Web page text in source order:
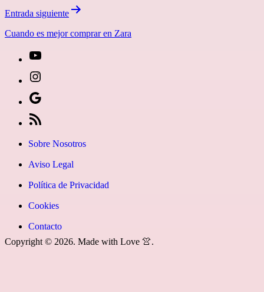
Entrada siguiente
Cuando es mejor comprar en Zara
Copyright © 2026. Made with Love 👚.
instagram»]
fa-
youtube»]
Google
News
icon
icon=»fa
fa-
rss»]
Sobre Nosotros
Aviso Legal
Política de Privacidad
Cookies
Contacto